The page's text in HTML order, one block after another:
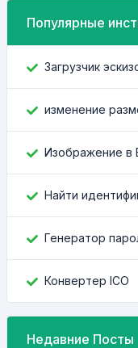
Популярные
Загрузчик
изменение
Изображение в
Найти
Генератор
Конвертер ICO
Недавние Посты